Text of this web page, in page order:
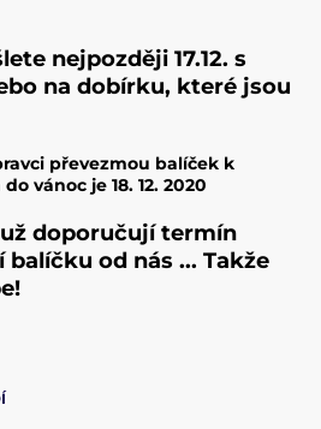
nejpozději 17.12. s
na dobírku, které jsou
převezmou balíček k
vánoc je 18. 12. 2020
doporučují termín
balíčku od nás ... Takže